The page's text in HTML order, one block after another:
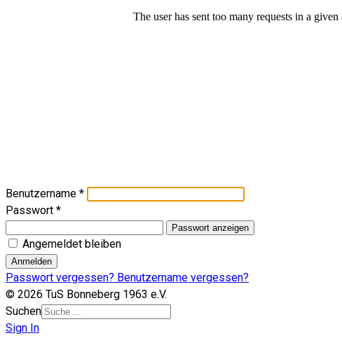
Benutzername *
Passwort *
Passwort anzeigen
Angemeldet bleiben
Anmelden
Passwort vergessen? Benutzername vergessen?
© 2026 TuS Bonneberg 1963 e.V.
Suchen
Sign In